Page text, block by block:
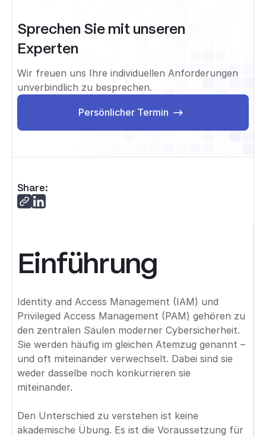
Einführung
Identity and Access Management (IAM) und
Privileged Access Management (PAM) gehören zu
den zentralen Säulen moderner Cybersicherheit.
Sie werden häufig im gleichen Atemzug genannt –
und oft miteinander verwechselt. Dabei sind sie
weder dasselbe noch konkurrieren sie
miteinander.
Den Unterschied zu verstehen ist keine
akademische Übung. Es ist die Voraussetzung für
Sprechen Sie mit unseren
Experten
Wir freuen uns Ihre individuellen Anforderungen
unverbindlich zu besprechen.
Persönlicher Termin
Share: